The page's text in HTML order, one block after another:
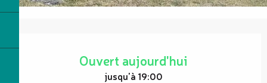
Ouvert aujourd'hui
jusqu'à 19:00